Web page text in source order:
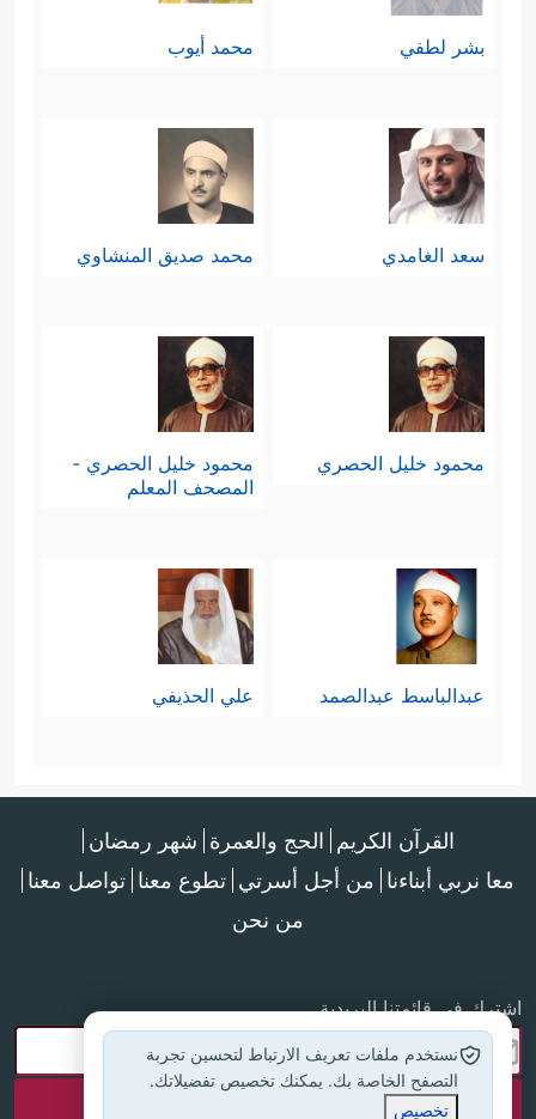
بشر لطفي محمد أيوب
سعد الغامدي محمد صديق المنشاوي
محمود خليل الحصري
محمود خليل الحصري -
المصحف المعلم
عبدالباسط عبدالصمد علي الحذيفي
القرآن الكريم الحج والعمرة شهر رمضان
معا نربي أبناءنا من أجل أسرتي تطوع معنا تواصل معنا
من نحن
اشترك في قائمتنا البريدية
نستخدم ملفات تعريف الارتباط لتحسين تجربة
التصفح الخاصة بك. يمكنك تخصيص تفضيلاتك.
تخصيص